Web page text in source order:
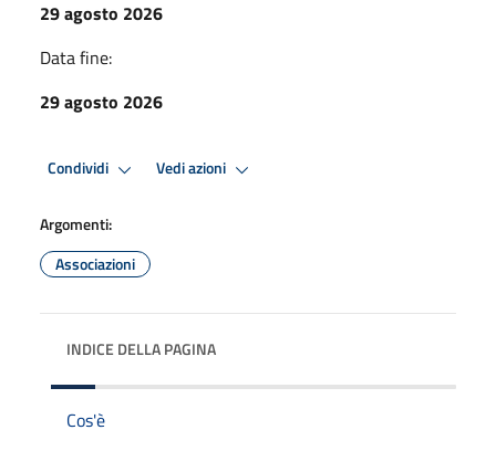
29 agosto 2026
Data fine:
29 agosto 2026
Condividi Vedi azioni
Argomenti:
Associazioni
INDICE DELLA PAGINA
Cos'è